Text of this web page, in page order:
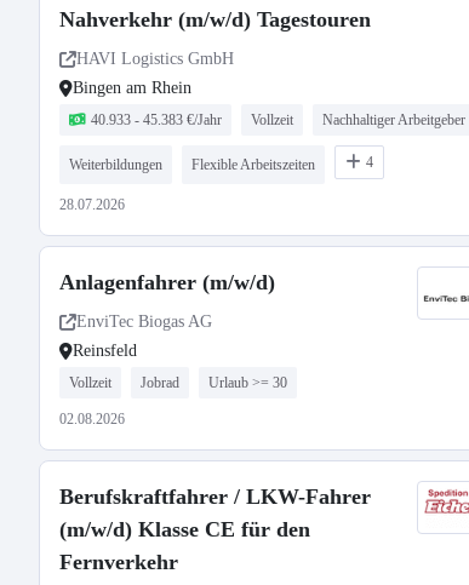
Nahverkehr (m/w/d) Tagestouren
HAVI Logistics GmbH
Bingen am Rhein
40.933 - 45.383 €/Jahr Vollzeit Nachhaltiger Arbeitgeber
Weiterbildungen Flexible Arbeitszeiten 4
28.07.2026
Anlagenfahrer (m/w/d)
EnviTec Biogas AG
Reinsfeld
Vollzeit Jobrad Urlaub >= 30
02.08.2026
Berufskraftfahrer / LKW-Fahrer
(m/w/d) Klasse CE für den
Fernverkehr